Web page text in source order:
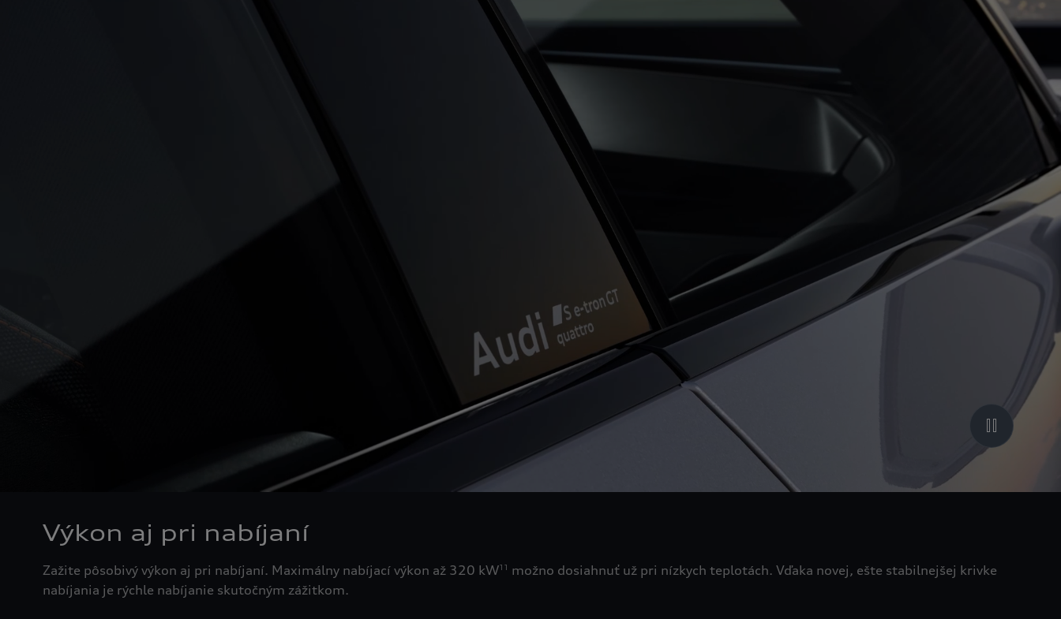
Výkon aj pri nabíjaní
Zažite pôsobivý výkon aj pri nabíjaní. Maximálny nabíjací výkon až 320 kW11
možno dosiahnuť už pri nízkych teplotách. Vďaka novej, ešte stabilnejšej krivke
nabíjania je rýchle nabíjanie skutočným zážitkom.